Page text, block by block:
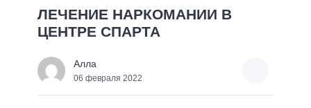
ЛЕЧЕНИЕ НАРКОМАНИИ В
ЦЕНТРЕ СПАРТА
Алла
06 февраля 2022